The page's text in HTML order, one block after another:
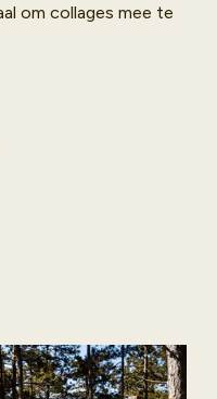
om collages mee te